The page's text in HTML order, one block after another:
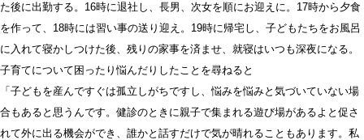
た後に出勤する。16時に退社し、長男、次女を順にお迎えに。17時から夕食
を作って、18時には習い事の送り迎え。19時に帰宅し、子どもたちをお風呂
に入れて寝かしつけた後、残りの家事を済ませ、就寝はいつも深夜になる。
子育てについて困ったり悩んだりしたことを尋ねると
「子どもを産んですぐは孤立しがちですし、悩みを悩みと気づいていない場
合もあると思うんです。健診のときに親子で集まれる遊び場があるよと促さ
れて外に出る機会ができ、誰かと話すだけで気が晴れることもあります。私